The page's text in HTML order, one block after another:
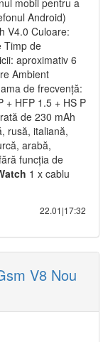
mobil pentru a
Android)
V4.0 Culoare:
Timp de
aproximativ 6
Ambient
de frecvență:
+ HFP 1.5 + HS P
de 230 mAh
rusă, italiană,
arabă,
funcția de
1 x cablu
22.01|17:32
V8 Nou